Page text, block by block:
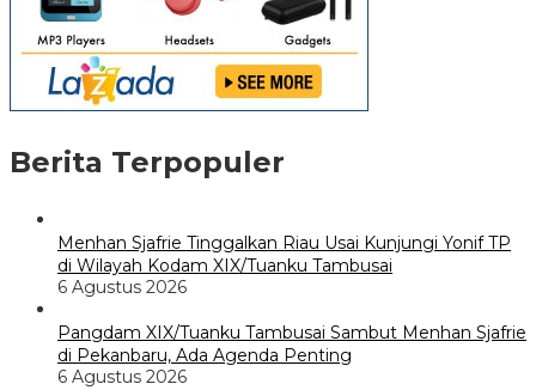
Berita Terpopuler
Menhan Sjafrie Tinggalkan Riau Usai Kunjungi Yonif TP
di Wilayah Kodam XIX/Tuanku Tambusai
6 Agustus 2026
Pangdam XIX/Tuanku Tambusai Sambut Menhan Sjafrie
di Pekanbaru, Ada Agenda Penting
6 Agustus 2026